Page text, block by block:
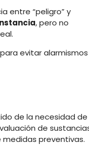
entre “peligro” y
, pero no
evitar alarmismos
de la necesidad de
de
preventivas.